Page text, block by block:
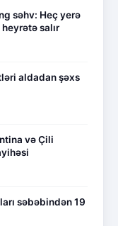
səhv: Heç yerə
salır
aldadan şəxs
və Çili
səbəbindən 19